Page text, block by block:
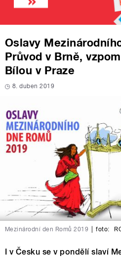
Oslavy
Průvod v Brně,
Bílou v Praze
8. duben 2019
Mezinárodní den Romů 2019 foto:
I v Česku se v pondělí slaví